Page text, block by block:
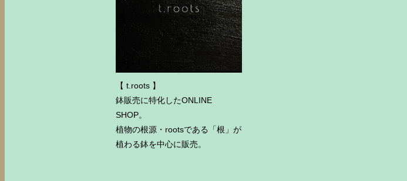
【 t.roots 】
鉢販売に特化したONLINE
SHOP。
植物の根源・rootsである「根」が
植わる鉢を中心に販売。